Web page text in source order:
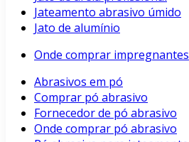
Jateamento abrasivo úmido
Jato de alumínio
Onde comprar impregnantes
Abrasivos em pó
Comprar pó abrasivo
Fornecedor de pó abrasivo
Onde comprar pó abrasivo